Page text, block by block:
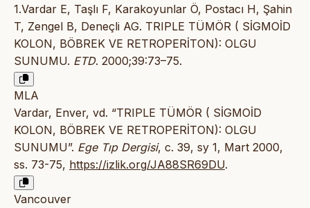
1.Vardar E, Taşlı F, Karakoyunlar Ö, Postacı H, Şahin
T, Zengel B, Deneçli AG. TRIPLE TÜMÖR ( SİGMOİD
KOLON, BÖBREK VE RETROPERİTON): OLGU
SUNUMU. ETD. 2000;39:73–75.
MLA
Vardar, Enver, vd. “TRIPLE TÜMÖR ( SİGMOİD
KOLON, BÖBREK VE RETROPERİTON): OLGU
SUNUMU”. Ege Tıp Dergisi, c. 39, sy 1, Mart 2000,
ss. 73-75, https://izlik.org/JA88SR69DU.
Vancouver